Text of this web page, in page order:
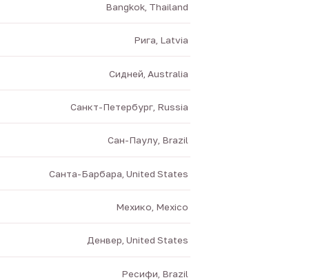
Bangkok, Thailand
Рига, Latvia
Сидней, Australia
Санкт-Петербург, Russia
Сан-Паулу, Brazil
Санта-Барбара, United States
Мехико, Mexico
Денвер, United States
Ресифи, Brazil